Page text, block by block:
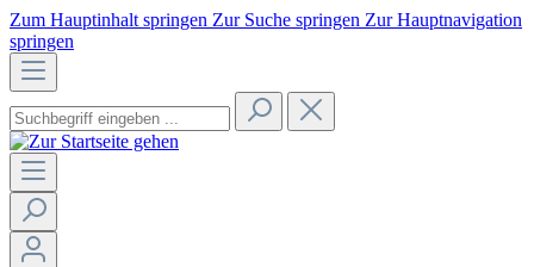
Zum Hauptinhalt springen Zur Suche springen Zur Hauptnavigation
springen